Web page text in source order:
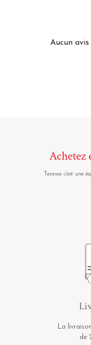
Aucun
Achetez
Tarawa c'est une
La
de